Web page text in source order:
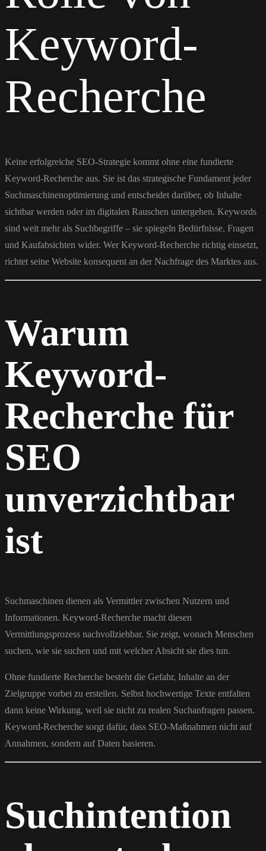
Keyword-
Recherche
Keine erfolgreiche SEO-Strategie kommt ohne eine fundierte
Keyword-Recherche aus. Sie ist das strategische Fundament jeder
Suchmaschinenoptimierung und entscheidet darüber, ob Inhalte
sichtbar werden oder im digitalen Rauschen untergehen. Keywords
sind weit mehr als Suchbegriffe – sie spiegeln Bedürfnisse, Fragen
und Kaufabsichten wider. Wer Keyword-Recherche richtig einsetzt,
richtet seine Website konsequent an der Nachfrage des Marktes aus.
Warum
Keyword-
Recherche für
SEO
unverzichtbar
ist
Suchmaschinen dienen als Vermittler zwischen Nutzern und
Informationen. Keyword-Recherche macht diesen
Vermittlungsprozess nachvollziehbar. Sie zeigt, wonach Menschen
suchen, wie sie suchen und mit welcher Absicht sie dies tun.
Ohne fundierte Recherche besteht die Gefahr, Inhalte an der
Zielgruppe vorbei zu erstellen. Selbst hochwertige Texte entfalten
dann keine Wirkung, weil sie nicht zu realen Suchanfragen passen.
Keyword-Recherche sorgt dafür, dass SEO-Maßnahmen nicht auf
Annahmen, sondern auf Daten basieren.
Suchintention